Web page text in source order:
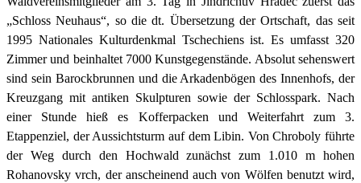
„Schloss Neuhaus“, so die dt. Übersetzung der Ortschaft, das seit
1995 Nationales Kulturdenkmal Tschechiens ist. Es umfasst 320
Zimmer und beinhaltet 7000 Kunstgegenstände. Absolut sehenswert
sind sein Barockbrunnen und die Arkadenbögen des Innenhofs, der
Kreuzgang mit antiken Skulpturen sowie der Schlosspark. Nach
einer Stunde hieß es Kofferpacken und Weiterfahrt zum 3.
Etappenziel, der Aussichtsturm auf dem Libin. Von Chroboly führte
der Weg durch den Hochwald zunächst zum 1.010 m hohen
Rohanovsky vrch, der anscheinend auch von Wölfen benutzt wird,